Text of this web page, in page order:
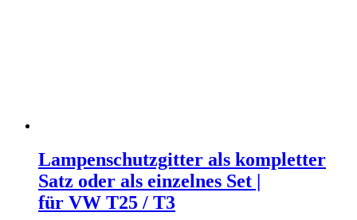
Lampenschutzgitter als kompletter
Satz oder als einzelnes Set |
für VW T25 / T3